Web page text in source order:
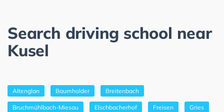
Search driving school near
Kusel
Altenglan Baumholder Breitenbach
Bruchmühlbach-Miesau Elschbacherhof Freisen Gries